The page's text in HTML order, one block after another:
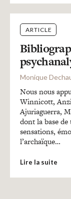
ARTICLE
Monique
Nous nous
Winnicott,
Ajuriaguerra,
dont la base
sensations,
l’archaïque…
Lire la suite